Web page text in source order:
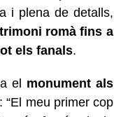
i plena de detalls,
romà fins a
els fanals.
el monument als
meu primer cop